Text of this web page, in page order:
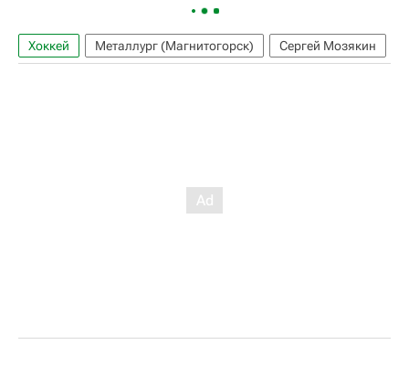
Хоккей Металлург (Магнитогорск) Сергей Мозякин